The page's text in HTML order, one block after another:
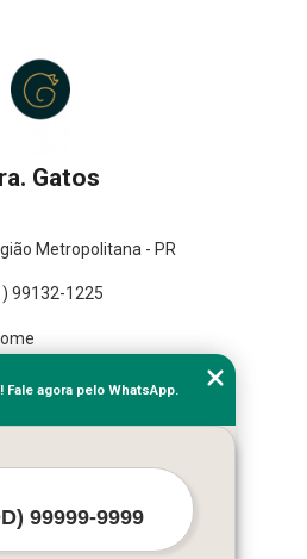
Gatos
Metropolitana - PR
99132-1225
Fale agora pelo WhatsApp.